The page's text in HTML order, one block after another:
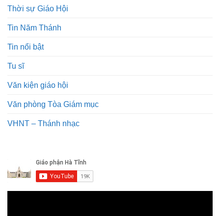
Thời sự Giáo Hội
Tin Năm Thánh
Tin nổi bật
Tu sĩ
Văn kiện giáo hội
Văn phòng Tòa Giám mục
VHNT – Thánh nhạc